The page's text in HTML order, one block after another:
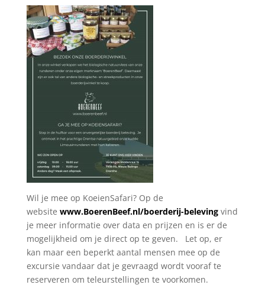
Wil je mee op KoeienSafari? Op de
website www.BoerenBeef.nl/boerderij-belevingvind
je meer informatie over data en prijzen en is er de
mogelijkheid om je direct op te geven. Let op, er
kan maar een beperkt aantal mensen mee op de
excursie vandaar dat je gevraagd wordt vooraf te
reserveren om teleurstellingen te voorkomen.